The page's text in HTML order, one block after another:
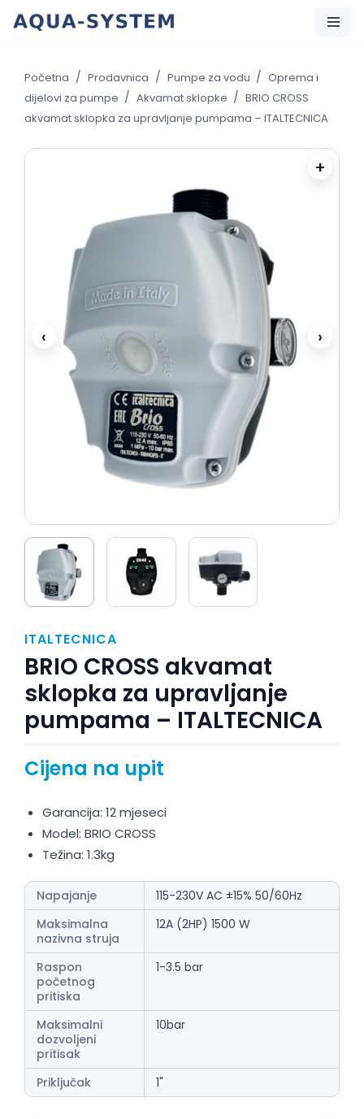
content
Početna / Prodavnica / Pumpe za vodu / Oprema i
dijelovi za pumpe / Akvamat sklopke / BRIO CROSS
akvamat sklopka za upravljanje pumpama – ITALTECNICA
‹
+
›
ITALTECNICA
BRIO CROSS akvamat
sklopka za upravljanje
pumpama – ITALTECNICA
Cijena na upit
Garancija: 12 mjeseci
Model: BRIO CROSS
Težina: 1.3kg
Napajanje
115-230V AC ±15% 50/60Hz
Maksimalna
nazivna struja
12A (2HP) 1500 W
Raspon
početnog
pritiska
1-3.5 bar
Maksimalni
dozvoljeni
pritisak
10bar
Priključak 1"